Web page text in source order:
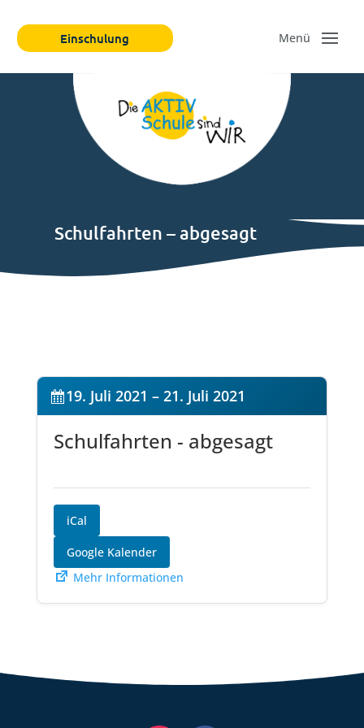
Einschulung
Schulfahrten – abgesagt
19. Juli 2021 – 21. Juli 2021
Schulfahrten - abgesagt
iCal
Google Kalender
Mehr Informationen